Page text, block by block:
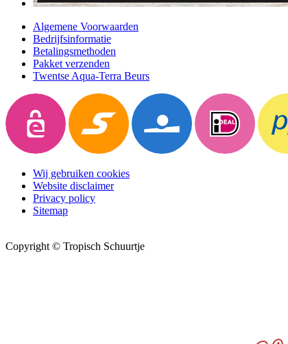
Algemene Voorwaarden
Bedrijfsinformatie
Betalingsmethoden
Pakket verzenden
Twentse Aqua-Terra Beurs
Wij gebruiken cookies
Website disclaimer
Privacy policy
Sitemap
Copyright © Tropisch Schuurtje